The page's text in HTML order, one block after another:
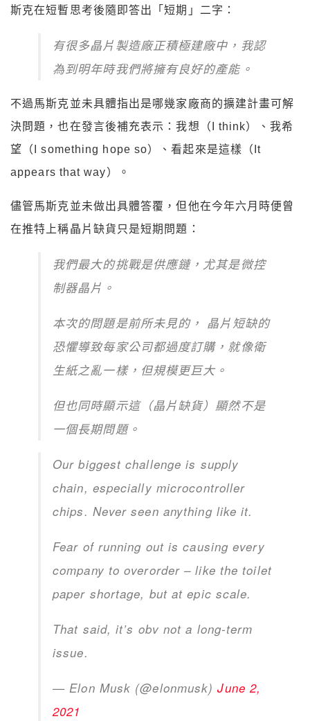
斯克在短暫思考後隨即答出「短期」二字：
有很多晶片製造廠正積極建廠中，我認
為到明年時我們將擁有良好的產能。
不過馬斯克並未具體指出是哪幾家廠商的擴建計畫可解
決問題，也在發言後補充表示：我想（I think）、我希
望（I something hope so）、看起來是這樣（It
appears that way）。
儘管馬斯克並未做出具體答覆，但他在今年六月時便曾
在推特上稱晶片缺貨只是短期問題：
我們最大的挑戰是供應鏈，尤其是微控
制器晶片。
本次的問題是前所未見的， 晶片短缺的
恐懼導致每家公司都過度訂購， 就像衛
生紙之亂一樣，但規模更巨大。
但也同時顯示這（晶片缺貨）顯然不是
一個長期問題。
Our biggest challenge is supply
chain, especially microcontroller
chips. Never seen anything like it.
Fear of running out is causing every
company to overorder – like the toilet
paper shortage, but at epic scale.
That said, it’s obv not a long-term
issue.
— Elon Musk (@elonmusk)June 2,
2021